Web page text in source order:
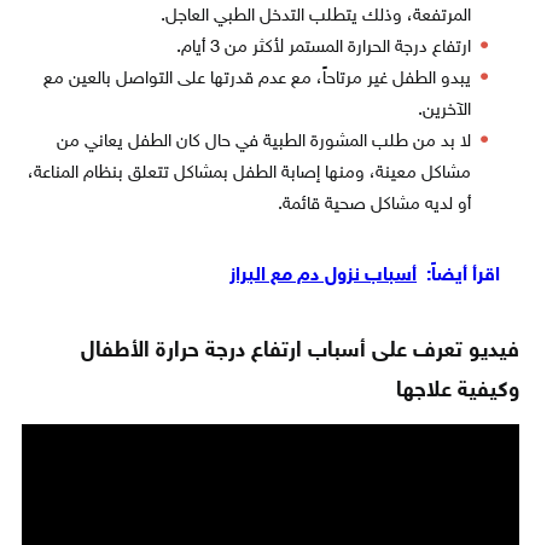
المرتفعة، وذلك يتطلب التدخل الطبي العاجل.
ارتفاع درجة الحرارة المستمر لأكثر من 3 أيام.
يبدو الطفل غير مرتاحاً، مع عدم قدرتها على التواصل بالعين مع
الآخرين.
لا بد من طلب المشورة الطبية في حال كان الطفل يعاني من
مشاكل معينة، ومنها إصابة الطفل بمشاكل تتعلق بنظام المناعة،
أو لديه مشاكل صحية قائمة.
اقرأ أيضاً: أسباب نزول دم مع البراز
فيديو تعرف على أسباب ارتفاع درجة حرارة الأطفال
وكيفية علاجها